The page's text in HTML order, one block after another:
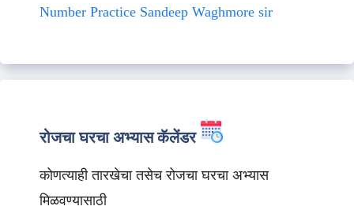
Number Practice Sandeep Waghmore sir
रोजचा घरचा अभ्यास कॅलेंडर
कोणत्याही तारखेचा तसेच रोजचा घरचा अभ्यास
मिळवण्यासाठी